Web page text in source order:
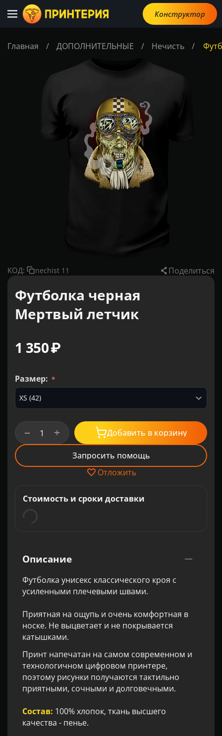
Конструктор
Главная / ДОПОЛНИТЕЛЬНЫЕ / Нечисть /
КОД: nechist 11 Поделиться
Футболка черная
Мертвый летчик
1 350₽
Размер:
+
− Добавить в корзину
Запросить помощь
Отложить
Стоимость и сроки доставки
Описание
Футболка унисекс классического кроя с
усиленными плечевыми швами.
Приятная на ощупь и очень комфортная в
носке. Не выцветает и не покрывается
катышками.
Принт напечатан на самом современном и
технологичном цифровом принтере,
поэтому рисунки получаются тактильно
приятными, сочными и долговечными.
Состав: 100% хлопок, ткань высшего
качества - пенье.